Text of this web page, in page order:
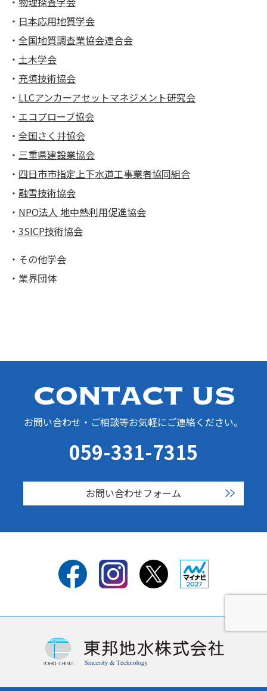
・ 日本応用地質学会
・ 全国地質調査業協会連合会
・ 土木学会
・ 充填技術協会
・ LLCアンカーアセットマネジメント研究会
・ エコプローブ協会
・ 全国さく井協会
・ 三重県建設業協会
・ 四日市市指定上下水道工事業者協同組合
・ 融雪技術協会
・ NPO法人 地中熱利用促進協会
・ 3SICP技術協会
・その他学会
・業界団体
お問い合わせ・ご相談等お気軽にご連絡ください。
059-331-7315
お問い合わせフォーム